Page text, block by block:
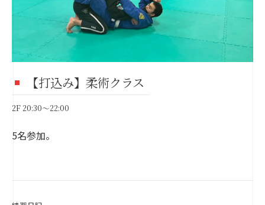
【打込み】柔術クラス
2F 20:30～22:00
5名参加。